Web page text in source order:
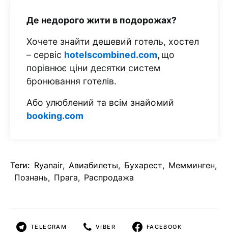
Де недорого жити в подорожах?
Хочете знайти дешевий готель, хостел
– сервіс hotelscombined.com, що
порівнює ціни десятки систем
бронювання готелів.
Або улюблений та всім знайомий
booking.com
Теги: Ryanair, Авиабилеты, Бухарест, Мемминген,
Познань, Прага, Распродажа
TELEGRAM VIBER FACEBOOK